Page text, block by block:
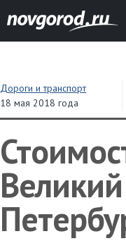
Дороги и транспорт
18 мая 2018 года